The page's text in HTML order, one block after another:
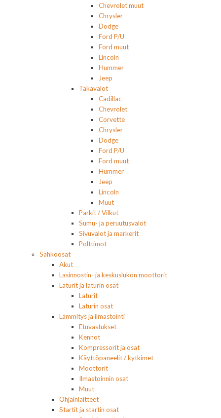
Chevrolet muut
Chrysler
Dodge
Ford P/U
Ford muut
Lincoln
Hummer
Jeep
Takavalot
Cadillac
Chevrolet
Corvette
Chrysler
Dodge
Ford P/U
Ford muut
Hummer
Jeep
Lincoln
Muut
Parkit / Vilkut
Sumu- ja peruutusvalot
Sivuvalot ja markerit
Polttimot
Sähköosat
Akut
Lasinnostin- ja keskuslukon moottorit
Laturit ja laturin osat
Laturit
Laturin osat
Lämmitys ja ilmastointi
Etuvastukset
Kennot
Kompressorit ja osat
Käyttöpaneelit / kytkimet
Moottorit
Ilmastoinnin osat
Muut
Ohjainlaitteet
Startit ja startin osat